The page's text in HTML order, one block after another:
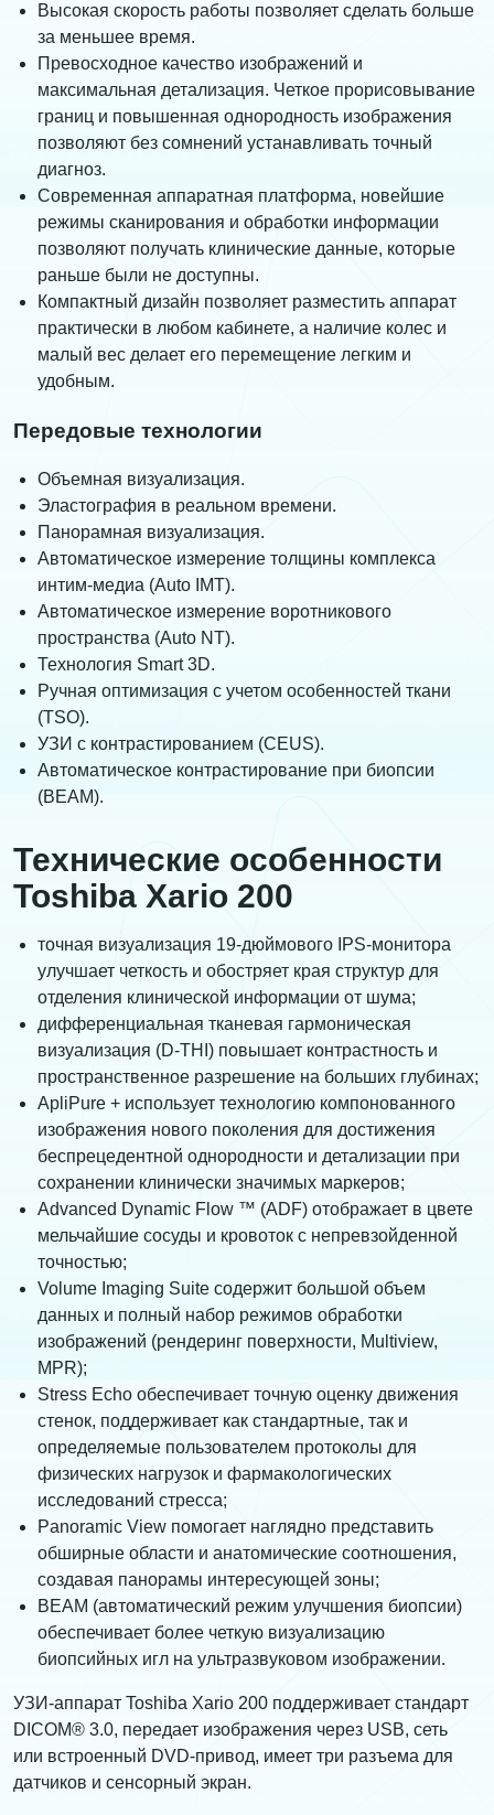
Высокая скорость работы позволяет сделать больше
за меньшее время.
Превосходное качество изображений и
максимальная детализация. Четкое прорисовывание
границ и повышенная однородность изображения
позволяют без сомнений устанавливать точный
диагноз.
Современная аппаратная платформа, новейшие
режимы сканирования и обработки информации
позволяют получать клинические данные, которые
раньше были не доступны.
Компактный дизайн позволяет разместить аппарат
практически в любом кабинете, а наличие колес и
малый вес делает его перемещение легким и
удобным.
Передовые технологии
Объемная визуализация.
Эластография в реальном времени.
Панорамная визуализация.
Автоматическое измерение толщины комплекса
интим-медиа (Auto IMT).
Автоматическое измерение воротникового
пространства (Auto NT).
Технология Smart 3D.
Ручная оптимизация с учетом особенностей ткани
(TSO).
УЗИ с контрастированием (CEUS).
Автоматическое контрастирование при биопсии
(BEAM).
Технические особенности
Toshiba Xario 200
точная визуализация 19-дюймового IPS-монитора
улучшает четкость и обостряет края структур для
отделения клинической информации от шума;
дифференциальная тканевая гармоническая
визуализация (D-THI) повышает контрастность и
пространственное разрешение на больших глубинах;
ApliPure + использует технологию компонованного
изображения нового поколения для достижения
беспрецедентной однородности и детализации при
сохранении клинически значимых маркеров;
Advanced Dynamic Flow ™ (ADF) отображает в цвете
мельчайшие сосуды и кровоток с непревзойденной
точностью;
Volume Imaging Suite содержит большой объем
данных и полный набор режимов обработки
изображений (рендеринг поверхности, Multiview,
MPR);
Stress Echo обеспечивает точную оценку движения
стенок, поддерживает как стандартные, так и
определяемые пользователем протоколы для
физических нагрузок и фармакологических
исследований стресса;
Panoramic View помогает наглядно представить
обширные области и анатомические соотношения,
создавая панорамы интересующей зоны;
BEAM (автоматический режим улучшения биопсии)
обеспечивает более четкую визуализацию
биопсийных игл на ультразвуковом изображении.
УЗИ-аппарат Toshiba Xario 200 поддерживает стандарт
DICOM® 3.0, передает изображения через USB, сеть
или встроенный DVD-привод, имеет три разъема для
датчиков и сенсорный экран.